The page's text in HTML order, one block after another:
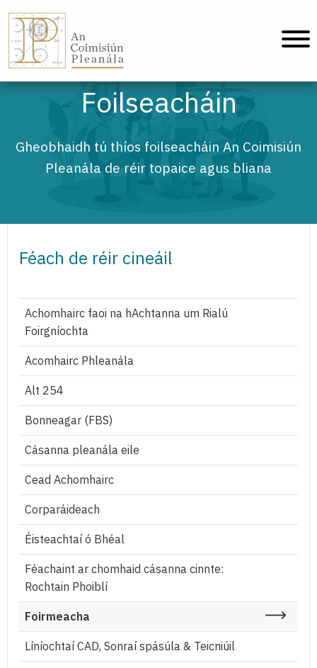
Foilseacháin
Gheobhaidh tú thíos foilseacháin An Coimisiún
Pleanála de réir topaice agus bliana
Féach de réir cineáil
Achomhairc faoi na hAchtanna um Rialú
Foirgníochta
Acomhairc Phleanála
Alt 254
Bonneagar (FBS)
Cásanna pleanála eile
Cead Achomhairc
Corparáideach
Éisteachtaí ó Bhéal
Féachaint ar chomhaid cásanna cinnte:
Rochtain Phoiblí
Foirmeacha
Líníochtaí CAD, Sonraí spásúla & Teicniúil